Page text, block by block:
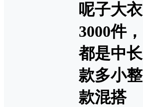
呢子大衣
3000件，
都是中长
款多小整
款混搭